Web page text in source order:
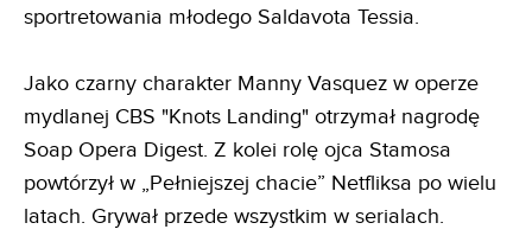
sportretowania młodego Saldavota Tessia.
Jako czarny charakter Manny Vasquez w operze
mydlanej CBS "Knots Landing" otrzymał nagrodę
Soap Opera Digest. Z kolei rolę ojca Stamosa
powtórzył w „Pełniejszej chacie” Netfliksa po wielu
latach. Grywał przede wszystkim w serialach.